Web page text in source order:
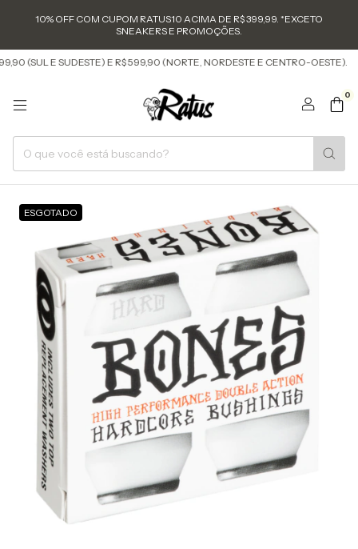
10% OFF COM CUPOM RATUS10 ACIMA DE R$ 399,99. *EXCETO
SNEAKERS E PROMOÇÕES.
E SUDESTE) E R$ 599,90 (NORTE, NORDESTE E CENTRO-OESTE).
0
ESGOTADO